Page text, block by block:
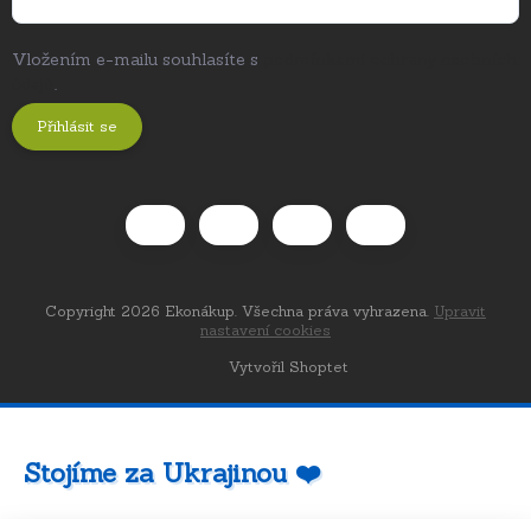
Vložením e-mailu souhlasíte s
.
Přihlásit se
Vytvořil Shoptet
Copyright 2026 Ekonákup. Všechna práva vyhrazena. Upravit
nastavení cookies
Stojíme za Ukrajinou ❤️